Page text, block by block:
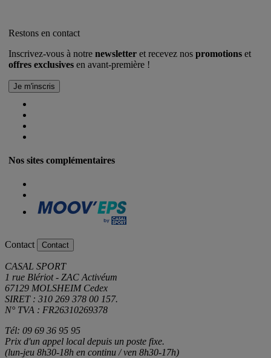
Restons en contact
Inscrivez-vous à notre newsletter et recevez nos promotions et
offres exclusives en avant-première !
Nos sites complémentaires
Contact Contact
CASAL SPORT
1 rue Blériot - ZAC Activéum
67129 MOLSHEIM Cedex
SIRET : 310 269 378 00 157.
N° TVA : FR26310269378
Tél: 09 69 36 95 95
Prix d'un appel local depuis un poste fixe.
(lun-jeu 8h30-18h en continu / ven 8h30-17h)